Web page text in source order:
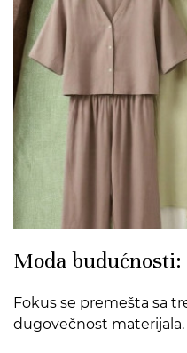
Moda
Fokus se premešta sa
dugovečnost materijala.